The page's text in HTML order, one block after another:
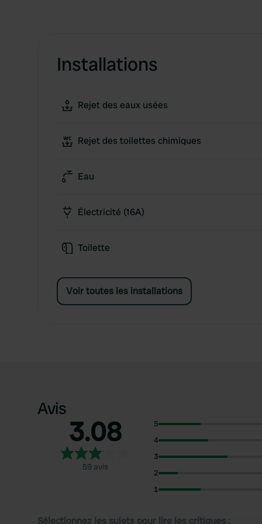
Installations
Rejet des eaux usées
Rejet des toilettes chimiques
Eau
Électricité (16A)
Toilette
Voir toutes les installations
Avis
3.08
59 avis
5
4
3
2
1
Sélectionnez les sujets pour lire les critiques :